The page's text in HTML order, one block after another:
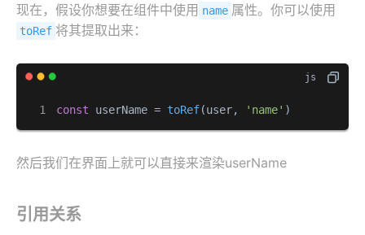
现在，假设你想要在组件中使用 name 属性。你可以使用
toRef 将其提取出来：
const userName = toRef(user, 'name' )
然后我们在界面上就可以直接来渲染userName
引用关系